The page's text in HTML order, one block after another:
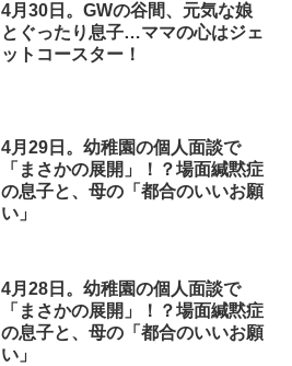
4月30日。GWの谷間、元気な娘
とぐったり息子…ママの心はジェ
ットコースター！
4月29日。幼稚園の個人面談で
「まさかの展開」！？場面緘黙症
の息子と、母の「都合のいいお願
い」
4月28日。幼稚園の個人面談で
「まさかの展開」！？場面緘黙症
の息子と、母の「都合のいいお願
い」